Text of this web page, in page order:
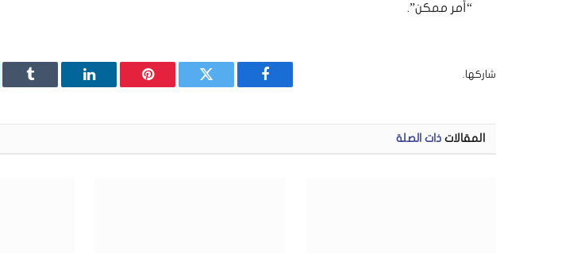
“أمر ممكن”.
شاركها.
فيسبوك تويتر بينتيريستلينكدإن
المقالات ذات الصلة